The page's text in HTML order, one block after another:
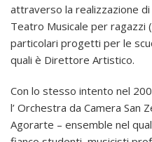
attraverso la realizzazione
Teatro Musicale per ragazzi
particolari progetti per le
quali è Direttore Artistico.
Con lo stesso intento nel
l’ Orchestra da Camera San
Agorarte – ensemble nel